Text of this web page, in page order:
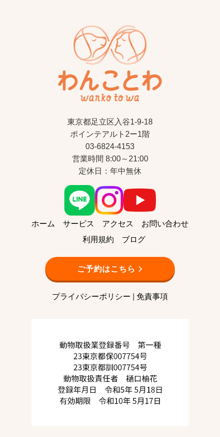
東京都足立区入谷1-9-18
ポインテアルト2ー1階
03-6824-4153
営業時間 8:00～21:00
定休日：年中無休
ホーム サービス アクセス
お問い合わせ
利用規約
ブログ
ご予約はこちら
プライバシーポリシー 免責事項